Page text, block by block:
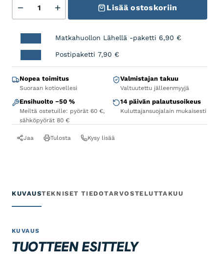
Lisää ostoskoriin
Matkahuollon Lähellä -paketti 6,90 €
Postipaketti 7,90 €
Nopea toimitus
Suoraan kotiovellesi
Valmistajan takuu
Valtuutettu jälleenmyyjä
Ensihuolto −50 %
Meiltä ostetuille: pyörät 60 €,
sähköpyörät 80 €
14 päivän palautusoikeus
Kuluttajansuojalain mukaisesti
Jaa Tulosta Kysy lisää
KUVAUSTEKNISET TIEDOTARVOSTELUTTAKUU
KUVAUS
TUOTTEEN ESITTELY